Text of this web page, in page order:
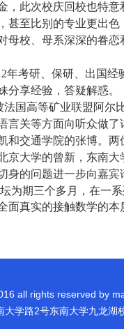
，此次校庆回校也特
甚至比别的专业更出
母校、母系深深的眷恋
年考研、保研、出国经
分享经验， 答疑解惑。
国高等矿业联盟阿尔
言关等方面向听众做
和交通学院的张博。
京大学的曾新，东南
身的问题进一步向嘉宾
为期三个多月，在一
面真实的接触数学的本
all rights reserved by
大学路2号东南大学九龙湖